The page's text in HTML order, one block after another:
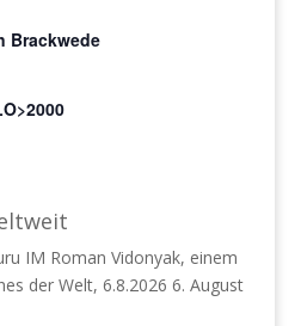
Brackwede
IM Roman Vidonyak, einem
der Welt, 6.8.2026 6. August